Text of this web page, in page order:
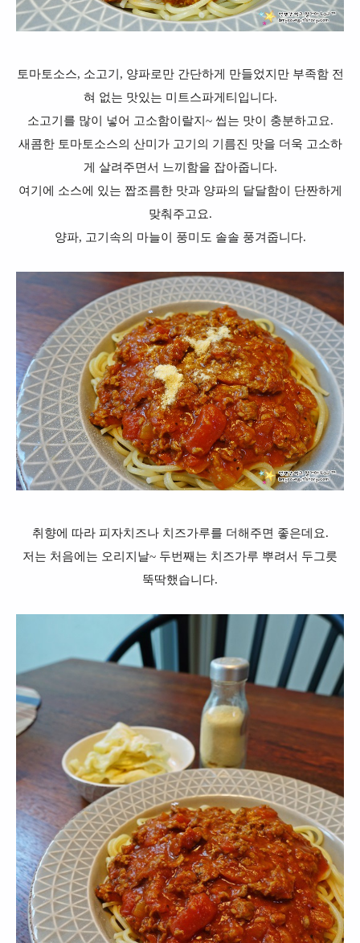
토마토소스, 소고기, 양파로만 간단하게 만들었지만 부족함 전
혀 없는 맛있는 미트스파게티입니다.
소고기를 많이 넣어 고소함이랄지~ 씹는 맛이 충분하고요.
새콤한 토마토소스의 산미가 고기의 기름진 맛을 더욱 고소하
게 살려주면서 느끼함을 잡아줍니다.
여기에 소스에 있는 짭조름한 맛과 양파의 달달함이 단짠하게
맞춰주고요.
양파, 고기속의 마늘이 풍미도 솔솔 풍겨줍니다.
취향에 따라 피자치즈나 치즈가루를 더해주면 좋은데요.
저는 처음에는 오리지날~ 두번째는 치즈가루 뿌려서 두그릇
뚝딱했습니다.